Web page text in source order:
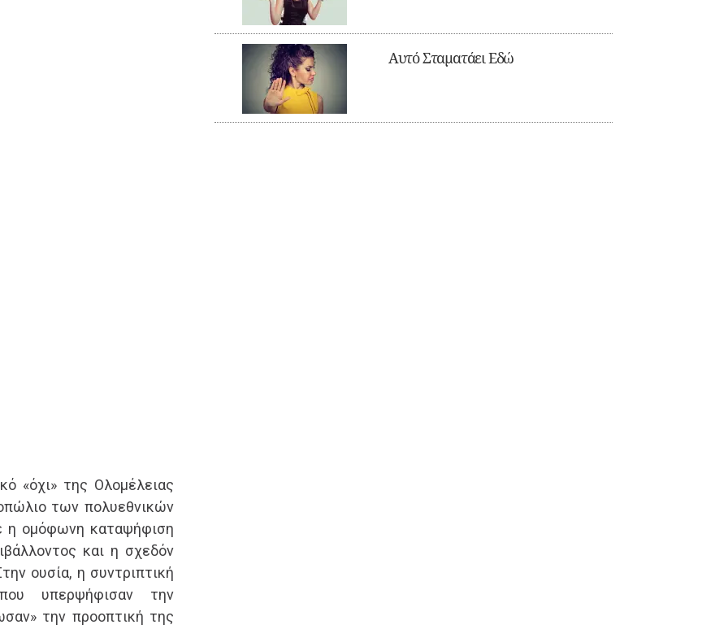
«όχι» της Ολομέλειας
των πολυεθνικών
η ομόφωνη καταψήφιση
και η σχεδόν
ουσία, η συντριπτική
υπερψήφισαν την
την προοπτική της
Αυτό Σταματάει Εδώ